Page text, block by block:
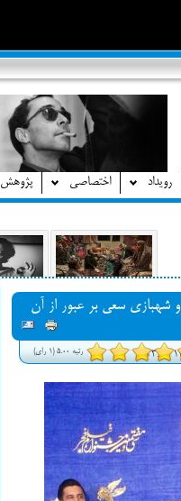
رویداد اختصاصی پژوهش
شهبازی سعی بر عبور از آن
رتبه 5.00 (1 رای)